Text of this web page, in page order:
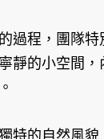
過程，團隊
靜的小空間
特的自然風